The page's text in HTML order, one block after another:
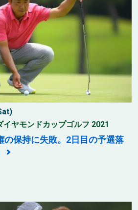
ヤモンドカップゴルフ 2021
の保持に失敗。2日目の予選落